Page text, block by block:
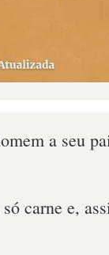
a seu
carne e,